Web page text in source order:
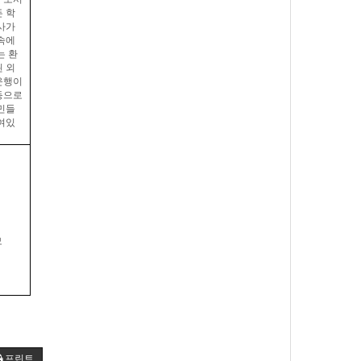
학
가
에
환
외
이
으로
들
있
프린트